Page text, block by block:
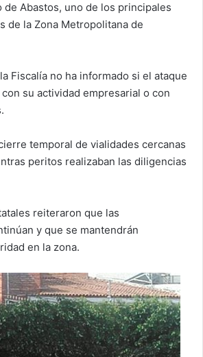
Abastos, uno de los principales
de la Zona Metropolitana de
Fiscalía no ha informado si el ataque
su actividad empresarial o con
temporal de vialidades cercanas
peritos realizaban las diligencias
reiteraron que las
y que se mantendrán
en la zona.